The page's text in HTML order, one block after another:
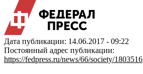
Дата публикации: 14.06.2017 - 09:22
Постоянный адрес публикации:
https://fedpress.ru/news/66/society/1803516